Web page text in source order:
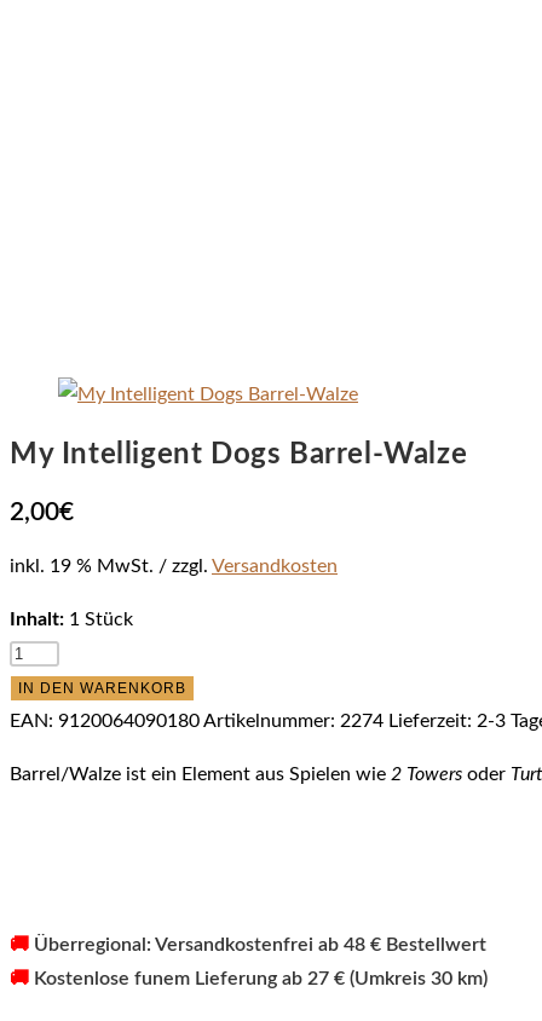
My Intelligent Dogs Barrel-Walze
2,00€
inkl. 19 % MwSt. zzgl. Versandkosten
Inhalt: 1 Stück
My
Intelligent
Dogs
IN DEN WARENKORB
EAN: 9120064090180Artikelnummer: 2274 Lieferzeit: 2-3
Barrel/Walze ist ein Element aus Spielen wie 2 Towers oder
🚚 Überregional: Versandkostenfrei ab 48 € Bestellwert
🚚 Kostenlose funem Lieferung ab 27 € (Umkreis 30 km)